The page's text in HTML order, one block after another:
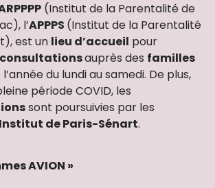
(Institut de la Parentalité de
l’APPPS (Institut de la Parentalité
est un lieu d’accueil pour
consultationsauprès des familles
du lundi au samedi. De plus,
période COVID, les
sont poursuivies par les
Institut de Paris-Sénart.
AVION »